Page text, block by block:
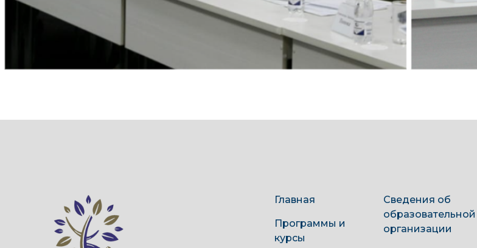
Главная
Программы и
курсы
Сведения об
образовательной
организации